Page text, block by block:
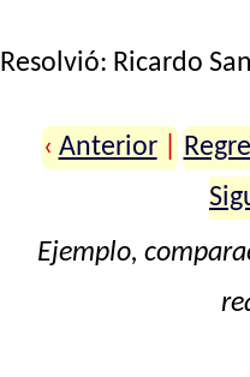
Resolvió: Ricardo
‹ Anterior
Ejemplo,